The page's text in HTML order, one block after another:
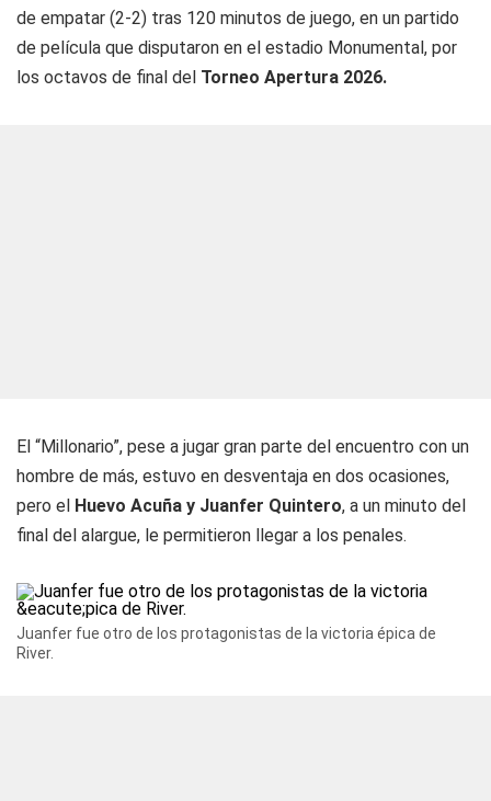
de empatar (2-2) tras 120 minutos de juego, en un partido
de película que disputaron en el estadio Monumental, por
los octavos de final del Torneo Apertura 2026.
El “Millonario”, pese a jugar gran parte del encuentro con un
hombre de más, estuvo en desventaja en dos ocasiones,
pero el Huevo Acuña y Juanfer Quintero, a un minuto del
final del alargue, le permitieron llegar a los penales.
Juanfer fue otro de los protagonistas de la victoria épica de
River.